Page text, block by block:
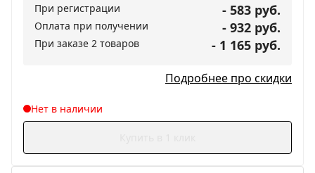
При регистрации - 583 руб.
Оплата при получении - 932 руб.
При заказе 2 товаров - 1 165 руб.
Подробнее про скидки
Нет в наличии